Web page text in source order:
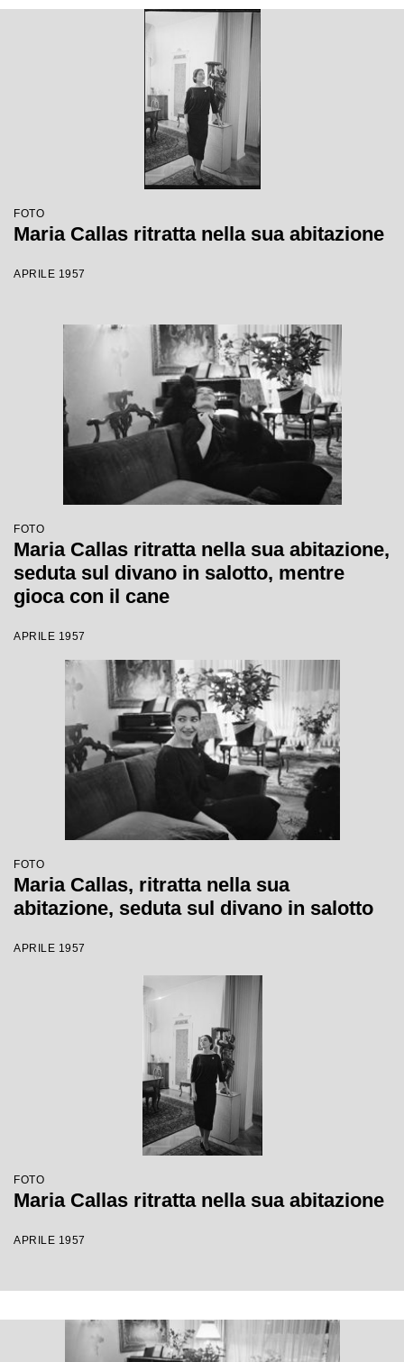
FOTO
Maria Callas ritratta nella sua abitazione
APRILE 1957
FOTO
Maria Callas ritratta nella sua abitazione,
seduta sul divano in salotto, mentre
gioca con il cane
APRILE 1957
FOTO
Maria Callas, ritratta nella sua
abitazione, seduta sul divano in salotto
APRILE 1957
FOTO
Maria Callas ritratta nella sua abitazione
APRILE 1957